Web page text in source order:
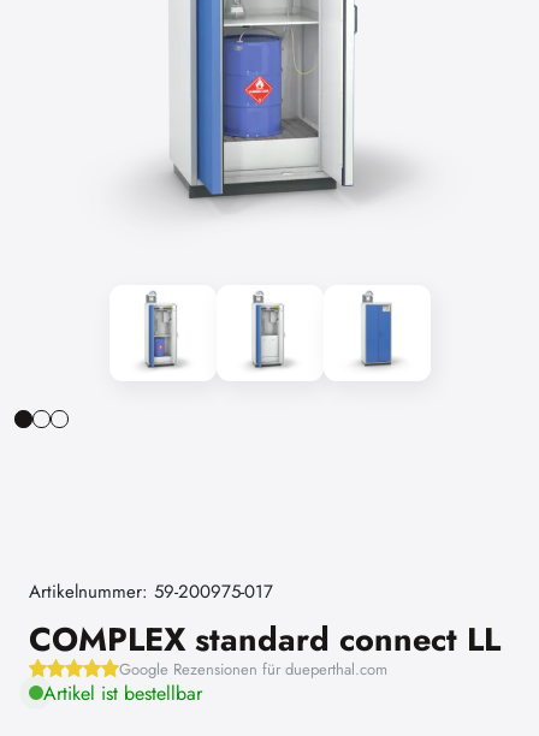
Artikelnummer: 59-200975-017
COMPLEX standard connect LL
Google Rezensionen für dueperthal.com
Artikel ist bestellbar